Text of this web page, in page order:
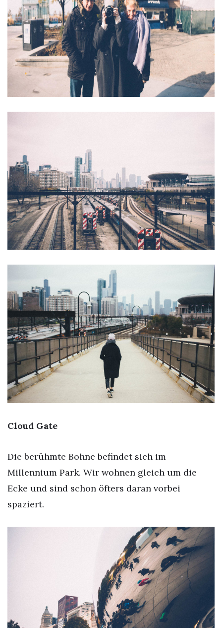
Cloud Gate
Die berühmte Bohne befindet sich im
Millennium Park. Wir wohnen gleich um die
Ecke und sind schon öfters daran vorbei
spaziert.